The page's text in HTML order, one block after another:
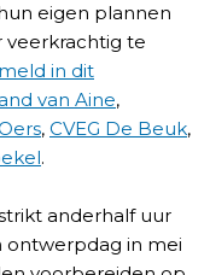
eigen plannen
te
in dit
van Aine,
, CVEG De Beuk,
.
anderhalf uur
ontwerpdag in mei